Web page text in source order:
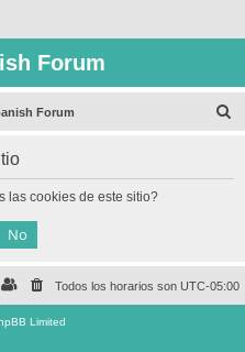
Forum
Forum
las cookies de este sitio?
Todos los horarios son UTC-05:00
Limited